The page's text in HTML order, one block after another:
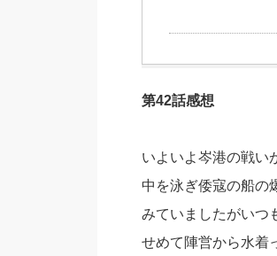
第42話感想
いよいよ岑港の戦い
中を泳ぎ倭寇の船の
みていましたがいつ
せめて陣営から水着